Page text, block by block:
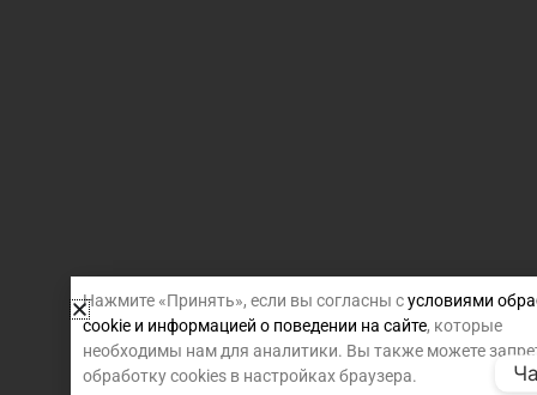
Нажмите «Принять», если вы согласны сусловиями
cookie и информацией о поведении на сайте, которые
необходимы нам для аналитики. Вы также можете
обработку cookies в настройках браузера.